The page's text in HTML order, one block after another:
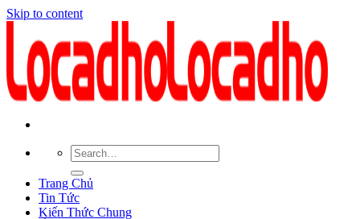
Skip to content
Trang Chủ
Tin Tức
Kiến Thức Chung